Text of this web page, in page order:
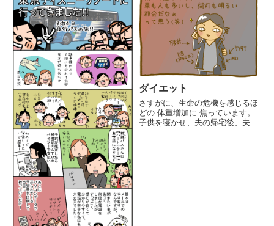
ダイエット
さすがに、生命の危機を感じるほ
どの 体重増加に 焦っています。
子供を寝かせ、夫の帰宅後、夫の